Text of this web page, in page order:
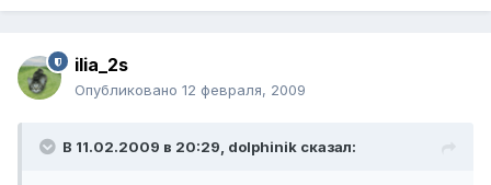
ilia_2s
Опубликовано 12 февраля, 2009
В 11.02.2009 в 20:29, dolphinik сказал: